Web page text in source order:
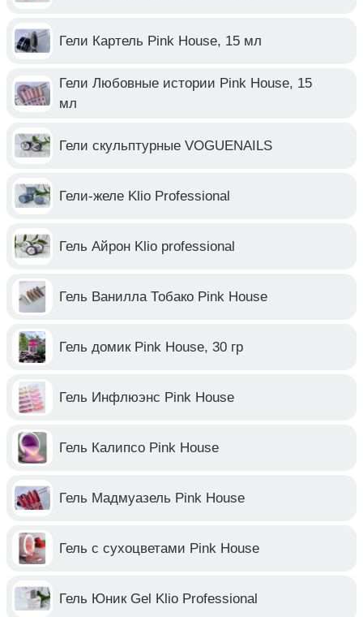
Гели Картель Pink House, 15 мл
Гели Любовные истории Pink House, 15
мл
Гели скульптурные VOGUENAILS
Гели-желе Klio Professional
Гель Айрон Klio professional
Гель Ванилла Тобако Pink House
Гель домик Pink House, 30 гр
Гель Инфлюэнс Pink House
Гель Калипсо Pink House
Гель Мадмуазель Pink House
Гель с сухоцветами Pink House
Гель Юник Gel Klio Professional